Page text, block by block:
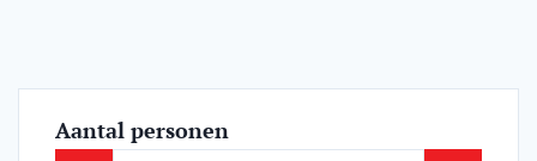
Aantal personen